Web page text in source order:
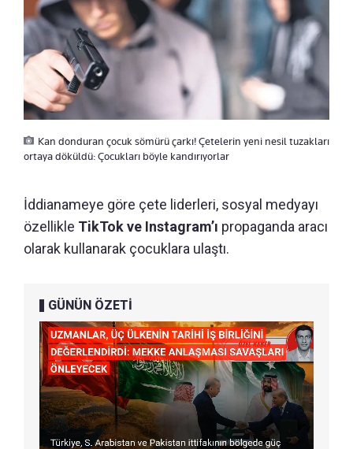
Kan donduran çocuk sömürü çarkı! Çetelerin yeni nesil tuzakları
ortaya döküldü: Çocukları böyle kandırıyorlar
İddianameye göre çete liderleri, sosyal medyayı
özellikle TikTok ve Instagram’ı propaganda aracı
olarak kullanarak çocuklara ulaştı.
GÜNÜN ÖZETİ